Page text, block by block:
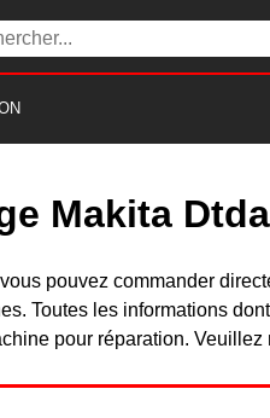
Makita
pouvez commander
Toutes les informations
pour réparation.